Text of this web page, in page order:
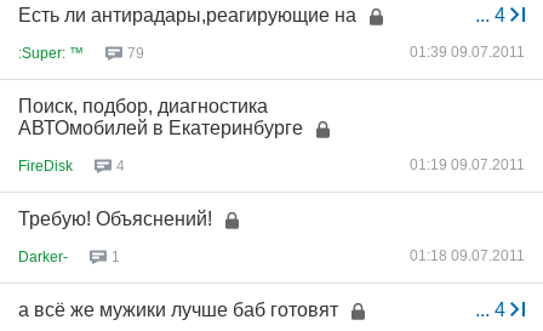
... 4
Есть ли антирадары,реагирующие на
:Super: ™ 79 01:39 09.07.2011
Поиск, подбор, диагностика
АВТОмобилей в Екатеринбурге
FireDisk 4 01:19 09.07.2011
Требую! Объяснений!
Darker- 1 01:18 09.07.2011
... 4
а всё же мужики лучше баб готовят